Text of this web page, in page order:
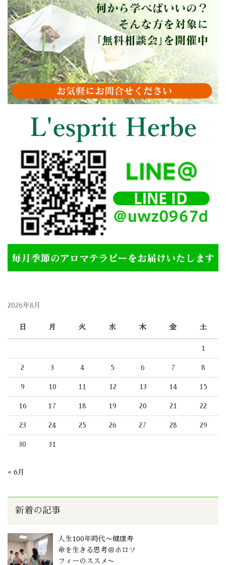
2026年8月
日 月 火 水 木 金 土
1
2 3 4 5 6 7 8
9 10 11 12 13 14 15
16 17 18 19 20 21 22
23 24 25 26 27 28 29
30 31
« 6月
新着の記事
人生100年時代〜健康寿
命を生きる思考＠ホロソ
フィーのススメ〜